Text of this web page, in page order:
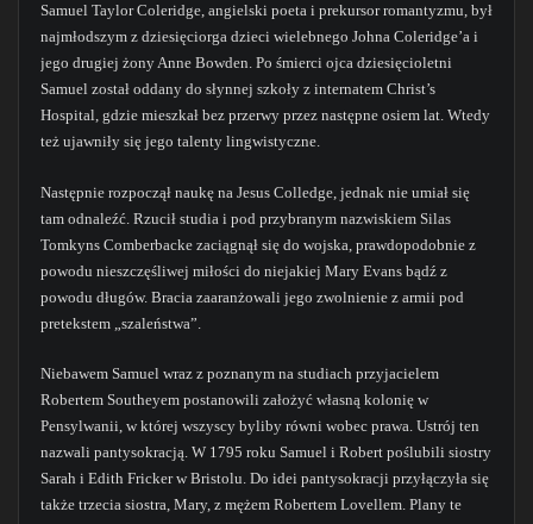
Samuel Taylor Coleridge, angielski poeta i prekursor romantyzmu, był
najmłodszym z dziesięciorga dzieci wielebnego Johna Coleridge’a i
jego drugiej żony Anne Bowden. Po śmierci ojca dziesięcioletni
Samuel został oddany do słynnej szkoły z internatem Christ’s
Hospital, gdzie mieszkał bez przerwy przez następne osiem lat. Wtedy
też ujawniły się jego talenty lingwistyczne.
Następnie rozpoczął naukę na Jesus Colledge, jednak nie umiał się
tam odnaleźć. Rzucił studia i pod przybranym nazwiskiem Silas
Tomkyns Comberbacke zaciągnął się do wojska, prawdopodobnie z
powodu nieszczęśliwej miłości do niejakiej Mary Evans bądź z
powodu długów. Bracia zaaranżowali jego zwolnienie z armii pod
pretekstem „szaleństwa”.
Niebawem Samuel wraz z poznanym na studiach przyjacielem
Robertem Southeyem postanowili założyć własną kolonię w
Pensylwanii, w której wszyscy byliby równi wobec prawa. Ustrój ten
nazwali pantysokracją. W 1795 roku Samuel i Robert poślubili siostry
Sarah i Edith Fricker w Bristolu. Do idei pantysokracji przyłączyła się
także trzecia siostra, Mary, z mężem Robertem Lovellem. Plany te